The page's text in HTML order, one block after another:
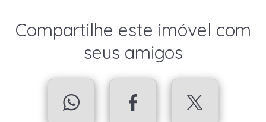
Compartilhe este imóvel com
seus amigos